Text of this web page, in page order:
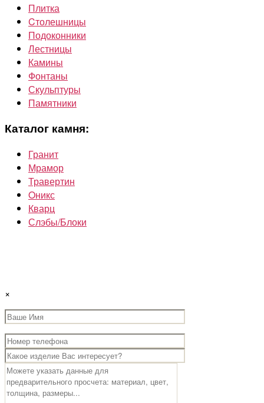
Плитка
Cтолешницы
Подоконники
Лестницы
Камины
Фонтаны
Скульптуры
Памятники
Каталог камня:
Гранит
Мрамор
Травертин
Oникс
Кварц
Слэбы/Блоки
×